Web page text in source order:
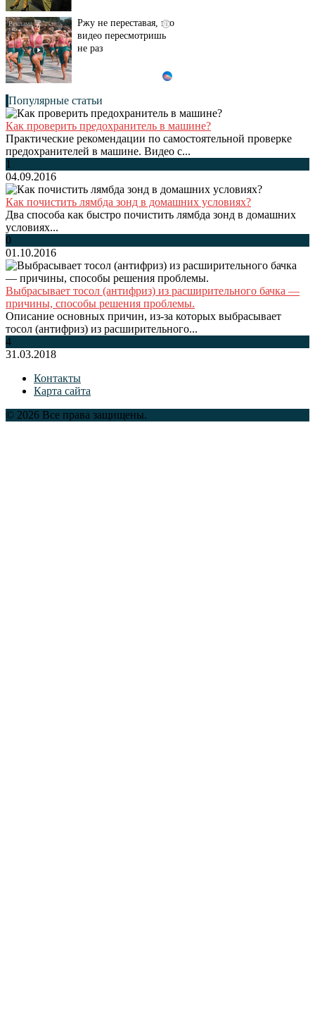
i
Ржу не переставая, это
видео пересмотришь
не раз
Популярные статьи
Как проверить предохранитель в машине?
Практические рекомендации по самостоятельной проверке
предохранителей в машине. Видео с...
1
04.09.2016
Как почистить лямбда зонд в домашних условиях?
Два способа как быстро почистить лямбда зонд в домашних
условиях...
0
01.10.2016
Выбрасывает тосол (антифриз) из расширительного бачка —
причины, способы решения проблемы.
Описание основных причин, из-за которых выбрасывает
тосол (антифриз) из расширительного...
4
31.03.2018
Контакты
Карта сайта
© 2026 Все права защищены.